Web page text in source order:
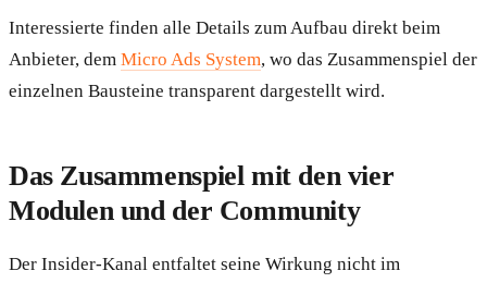
Interessierte finden alle Details zum Aufbau direkt beim
Anbieter, dem Micro Ads System, wo das Zusammenspiel der
einzelnen Bausteine transparent dargestellt wird.
Das Zusammenspiel mit den vier
Modulen und der Community
Der Insider-Kanal entfaltet seine Wirkung nicht im